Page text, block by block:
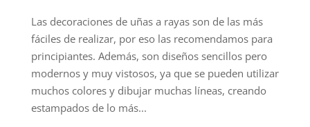
Las decoraciones de uñas a rayas son de las más
fáciles de realizar, por eso las recomendamos para
principiantes. Además, son diseños sencillos pero
modernos y muy vistosos, ya que se pueden utilizar
muchos colores y dibujar muchas líneas, creando
estampados de lo más...